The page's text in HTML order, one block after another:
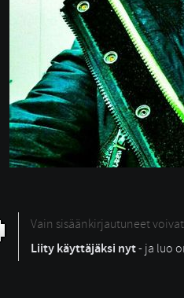
Vain sisäänkirjautuneet
Liity käyttäjäksi nyt- ja luo